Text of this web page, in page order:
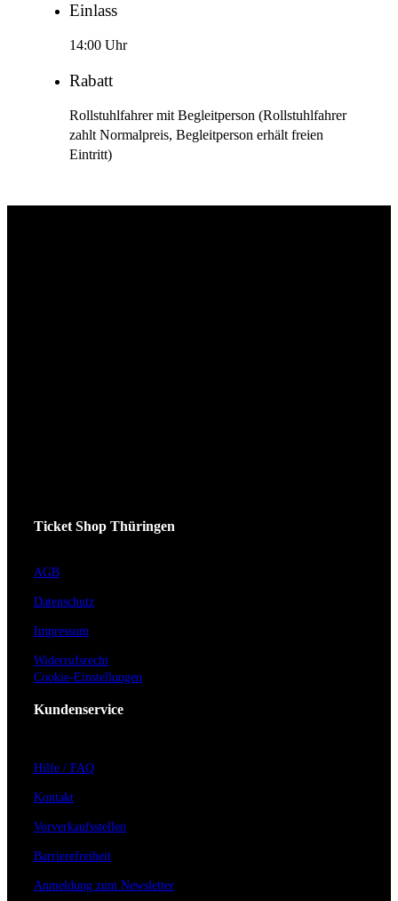
Einlass
14:00 Uhr
Rabatt
Rollstuhlfahrer mit Begleitperson (Rollstuhlfahrer
zahlt Normalpreis, Begleitperson erhält freien
Eintritt)
Ticket Shop Thüringen
AGB
Datenschutz
Impressum
Widerrufsrecht
Cookie-Einstellungen
Kundenservice
Hilfe / FAQ
Kontakt
Vorverkaufsstellen
Barrierefreiheit
Anmeldung zum Newsletter